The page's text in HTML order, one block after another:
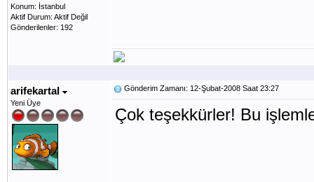
Konum: İstanbul
Aktif Durum: Aktif Değil
Gönderilenler: 192
arifekartal
Yeni Üye
Gönderim Zamanı: 12-Şubat-2008 Saat 23:27
Çok teşekkürler! Bu